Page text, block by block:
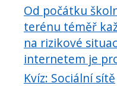
Od počátku
terénu téměř
na rizikové
internetem je
Kvíz: Sociální sítě